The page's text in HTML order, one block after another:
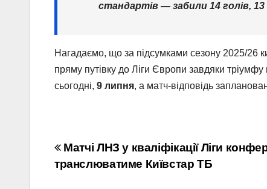
стандартів — забили 14 голів, 13
Нагадаємо, що за підсумками сезону 2025/26
пряму путівку до Ліги Європи завдяки
сьогодні, 9 липня, а матч-відповідь
Навігація
записів
Матчі ЛНЗ у кваліфікації Ліги
транслюватиме Київстар ТБ